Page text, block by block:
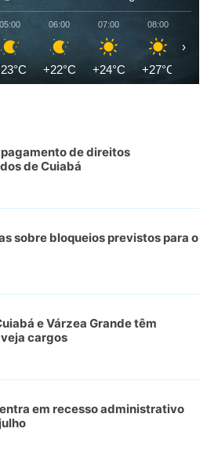
05:00 06:00
+22°C
07:00
+24°C
08:00
+27°C
›
de direitos
de Cuiabá
sobre bloqueios previstos para o
e Várzea Grande têm
cargos
em recesso administrativo